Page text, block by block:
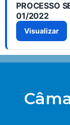
PROCESSO
01/2022
Visualizar